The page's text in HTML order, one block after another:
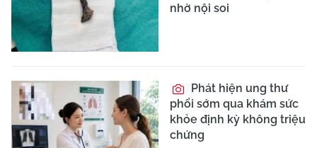
nhờ nội soi
Phát hiện ung thư
phổi sớm qua khám sức
khỏe định kỳ không triệu
chứng